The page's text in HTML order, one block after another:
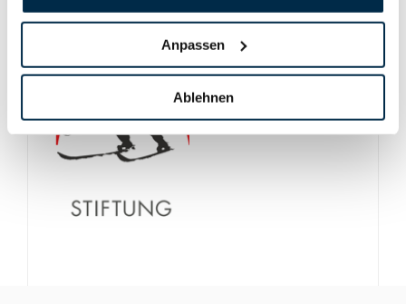
Anpassen
Ablehnen